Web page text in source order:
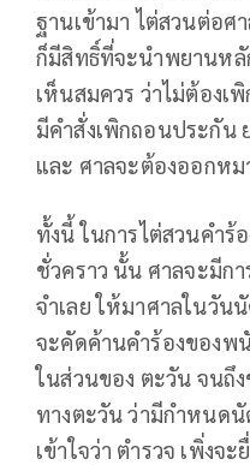
ฐานเข้ามา ไต่สวนต่อศ
ก็มีสิทธิ์ที่จะนำพยานหลั
เห็นสมควร ว่าไม่ต้องเ
มีคำสั่งเพิกถอนประกัน
และ ศาลจะต้องออกหม
ทั้งนี้ ในการไต่สวนคำร้
ชั่วคราว นั้น ศาลจะมีก
จำเลย ให้มาศาลในวัน
จะคัดค้านคำร้องของพ
ในส่วนของ ตะวัน จนถึ
ทางตะวัน ว่ามีกำหนด
เข้าใจว่า ตำรวจ เพิ่งจ